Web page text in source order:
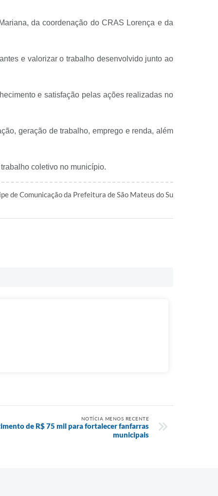
da coordenação do CRAS Lorença e da
e valorizar o trabalho desenvolvido junto ao
e satisfação pelas ações realizadas no
geração de trabalho, emprego e renda, além
coletivo no município.
de Comunicação da Prefeitura de São Mateus do Su
NOTÍCIA MENOS RECENTE
de R$ 75 mil para fortalecer fanfarras
municipais